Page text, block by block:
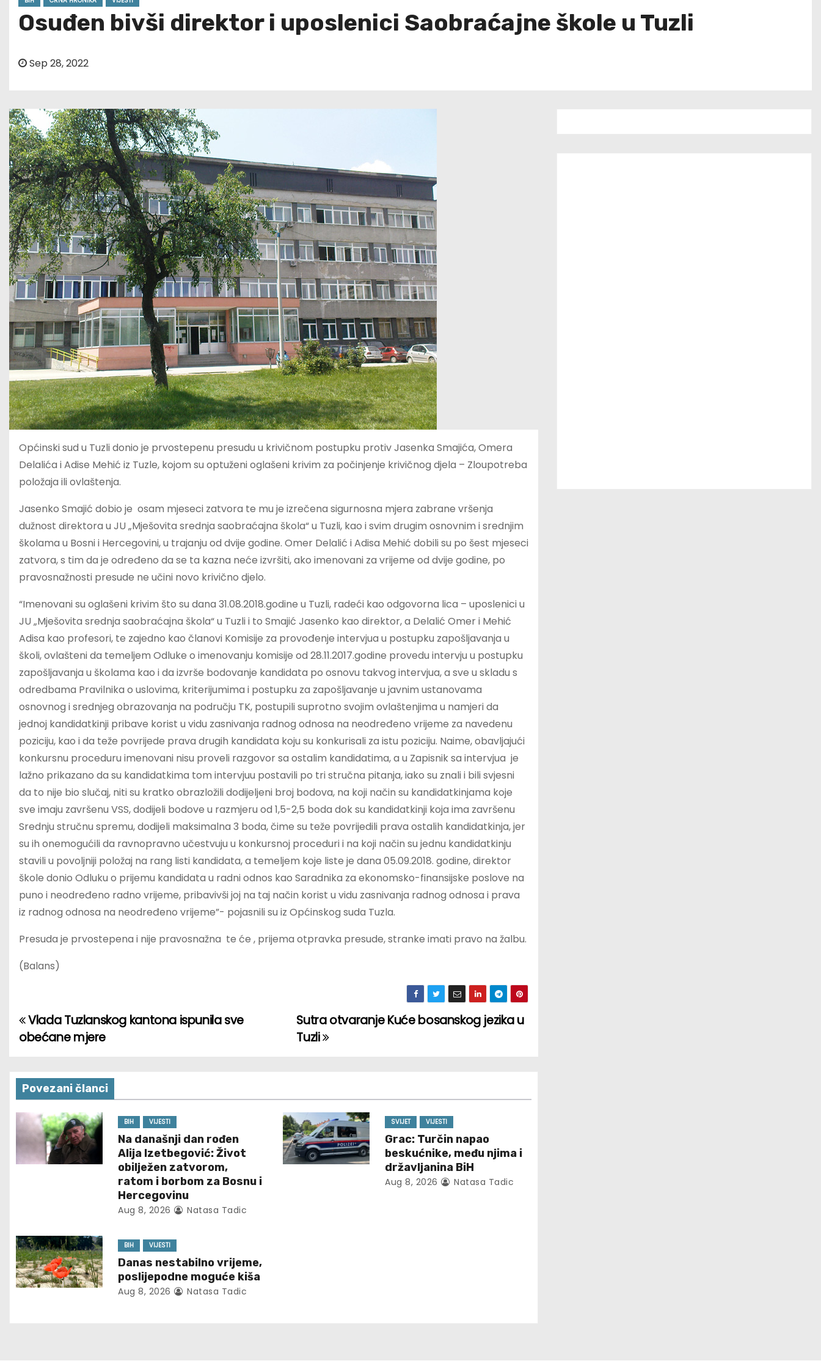
Osuđen bivši direktor i uposlenici Saobraćajne škole u Tuzli
Sep 28, 2022
Općinski sud u Tuzli donio je prvostepenu presudu u krivičnom postupku protiv Jasenka Smajića, Omera
Delalića i Adise Mehić iz Tuzle, kojom su optuženi oglašeni krivim za počinjenje krivičnog djela – Zloupotreba
položaja ili ovlaštenja.
Jasenko Smajić dobio je osam mjeseci zatvora te mu je izrečena sigurnosna mjera zabrane vršenja
dužnost direktora u JU „Mješovita srednja saobraćajna škola“ u Tuzli, kao i svim drugim osnovnim i srednjim
školama u Bosni i Hercegovini, u trajanju od dvije godine. Omer Delalić i Adisa Mehić dobili su po šest mjeseci
zatvora, s tim da je određeno da se ta kazna neće izvršiti, ako imenovani za vrijeme od dvije godine, po
pravosnažnosti presude ne učini novo krivično djelo.
“Imenovani su oglašeni krivim što su dana 31.08.2018.godine u Tuzli, radeći kao odgovorna lica – uposlenici u
JU „Mješovita srednja saobraćajna škola“ u Tuzli i to Smajić Jasenko kao direktor, a Delalić Omer i Mehić
Adisa kao profesori, te zajedno kao članovi Komisije za provođenje intervjua u postupku zapošljavanja u
školi, ovlašteni da temeljem Odluke o imenovanju komisije od 28.11.2017.godine provedu intervju u postupku
zapošljavanja u školama kao i da izvrše bodovanje kandidata po osnovu takvog intervjua, a sve u skladu s
odredbama Pravilnika o uslovima, kriterijumima i postupku za zapošljavanje u javnim ustanovama
osnovnog i srednjeg obrazovanja na području TK, postupili suprotno svojim ovlaštenjima u namjeri da
jednoj kandidatkinji pribave korist u vidu zasnivanja radnog odnosa na neodređeno vrijeme za navedenu
poziciju, kao i da teže povrijede prava drugih kandidata koju su konkurisali za istu poziciju. Naime, obavljajući
konkursnu proceduru imenovani nisu proveli razgovor sa ostalim kandidatima, a u Zapisnik sa intervjua je
lažno prikazano da su kandidatkima tom intervjuu postavili po tri stručna pitanja, iako su znali i bili svjesni
da to nije bio slučaj, niti su kratko obrazložili dodijeljeni broj bodova, na koji način su kandidatkinjama koje
sve imaju završenu VSS, dodijeli bodove u razmjeru od 1,5-2,5 boda dok su kandidatkinji koja ima završenu
Srednju stručnu spremu, dodijeli maksimalna 3 boda, čime su teže povrijedili prava ostalih kandidatkinja, jer
su ih onemogućili da ravnopravno učestvuju u konkursnoj proceduri i na koji način su jednu kandidatkinju
stavili u povoljniji položaj na rang listi kandidata, a temeljem koje liste je dana 05.09.2018. godine, direktor
škole donio Odluku o prijemu kandidata u radni odnos kao Saradnika za ekonomsko-finansijske poslove na
puno i neodređeno radno vrijeme, pribavivši joj na taj način korist u vidu zasnivanja radnog odnosa i prava
iz radnog odnosa na neodređeno vrijeme”- pojasnili su iz Općinskog suda Tuzla.
Presuda je prvostepena i nije pravosnažna te će , prijema otpravka presude, stranke imati pravo na žalbu.
(Balans)
P
s
t
n
a
g
a
t
Sutra otvaranje Kuće bosanskog jezika u
Tuzli
Vlada Tuzlanskog kantona ispunila sve
obećane mjere
Povezani članci
BIH VIJESTI
Na današnji dan rođen
Alija Izetbegović: Život
obilježen zatvorom,
ratom i borbom za Bosnu i
Hercegovinu
Aug 8, 2026 Natasa Tadic
SVIJET VIJESTI
Grac: Turčin napao
beskućnike, među njima i
državljanina BiH
Aug 8, 2026 Natasa Tadic
BIH VIJESTI
Danas nestabilno vrijeme,
poslijepodne moguće kiša
Aug 8, 2026 Natasa Tadic